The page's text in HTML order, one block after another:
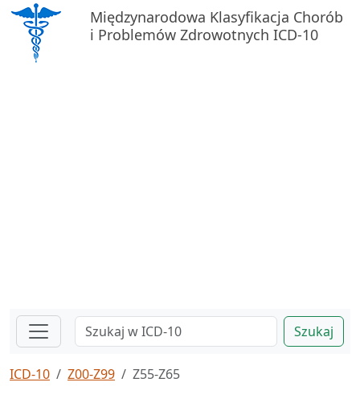
Międzynarodowa Klasyfikacja Chorób
i Problemów Zdrowotnych ICD-10
Szukaj
ICD-10 Z00-Z99 Z55-Z65